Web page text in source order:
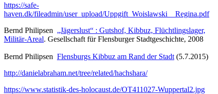
https://safe-
haven.dk/fileadmin/user_upload/Uppgift_Woislawski__Regina.pdf
Bernd Philipsen „Jägerslust“ : Gutshof, Kibbuz, Flüchtlingslager,
Militär-Areal. Gesellschaft für Flensburger Stadtgeschichte, 2008
Bernd Philipsen Flensburgs Kibbuz am Rand der Stadt (5.7.2015)
http://danielabraham.net/tree/related/hachshara/
https://www.statistik-des-holocaust.de/OT411027-Wuppertal2.jpg